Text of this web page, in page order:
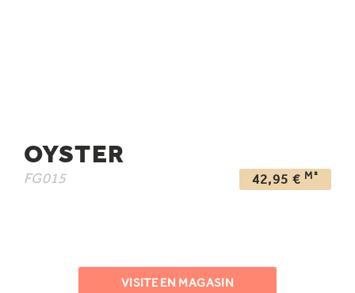
OYSTER
FG015 42,95 € M²
VISITE EN MAGASIN